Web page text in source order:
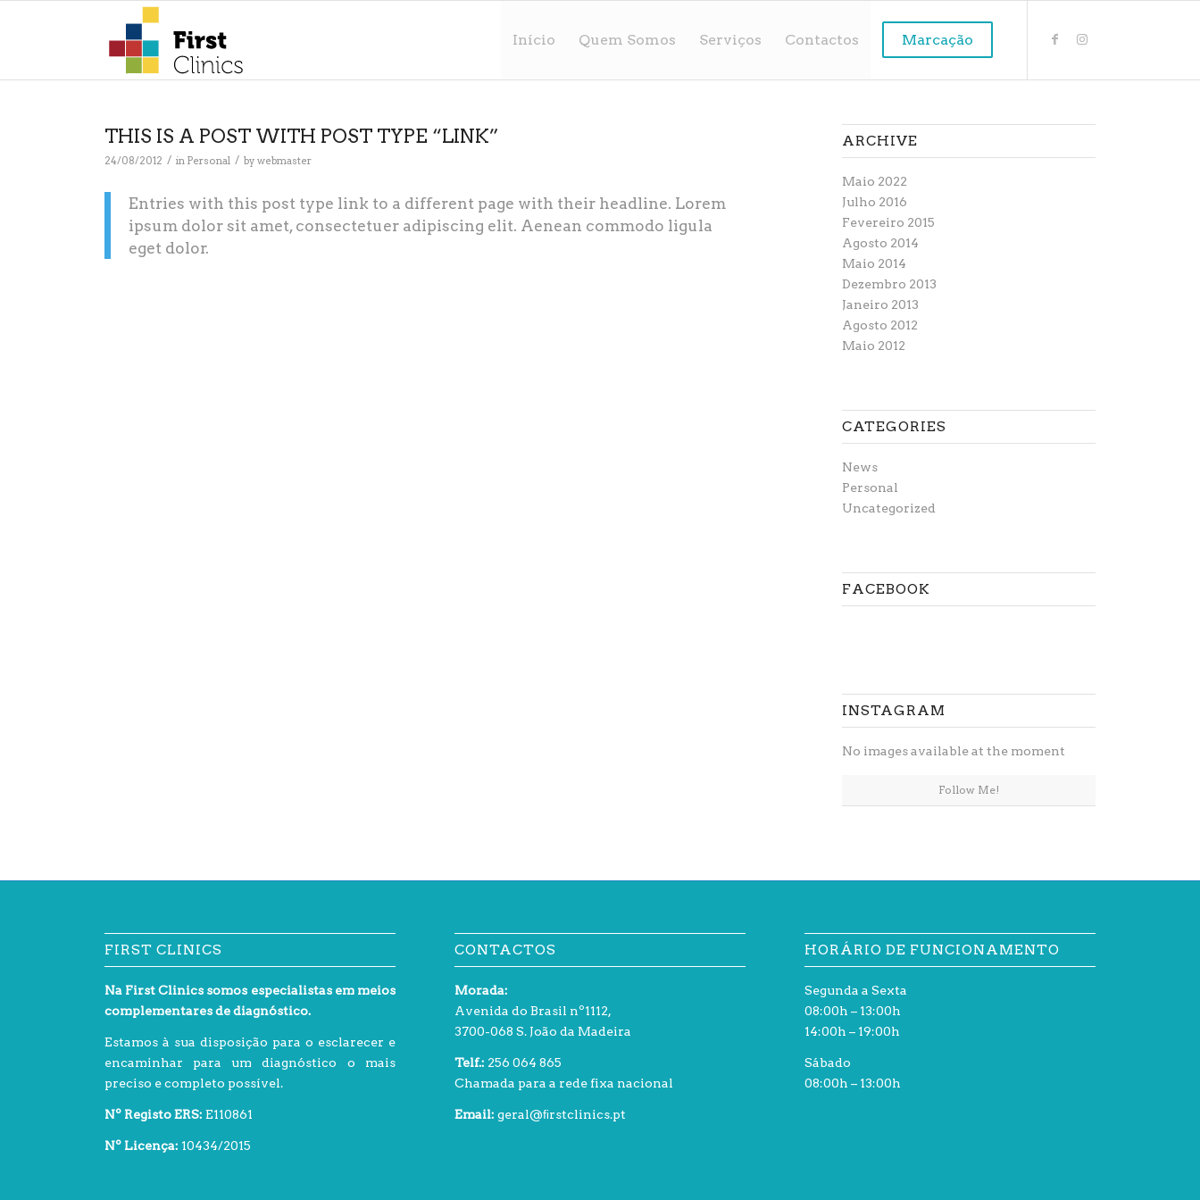
Início Quem Somos Serviços Contactos Marcação
THIS IS A POST WITH POST TYPE “LINK”
24/08/2012 / in Personal / bywebmaster
Entries with this post type link to a different page with their headline. Lorem
ipsum dolor sit amet, consectetuer adipiscing elit. Aenean commodo ligula
eget dolor.
ARCHIVE
Maio 2022
Julho 2016
Fevereiro 2015
Agosto 2014
Maio 2014
Dezembro 2013
Janeiro 2013
Agosto 2012
Maio 2012
CATEGORIES
News
Personal
Uncategorized
FACEBOOK
INSTAGRAM
No images available at the moment
Follow Me!
FIRST CLINICS
Na First Clinics somos especialistas em meios
complementares de diagnóstico.
Estamos à sua disposição para o esclarecer e
encaminhar para um diagnóstico o mais
preciso e completo possível.
Nº Registo ERS: E110861
Nº Licença: 10434/2015
CONTACTOS
Morada:
Avenida do Brasil nº1112,
3700-068 S. João da Madeira
Telf.: 256 064 865
Chamada para a rede fixa nacional
Email:geral@ﬁrstclinics.pt
HORÁRIO DE FUNCIONAMENTO
Segunda a Sexta
08:00h – 13:00h
14:00h – 19:00h
Sábado
08:00h – 13:00h